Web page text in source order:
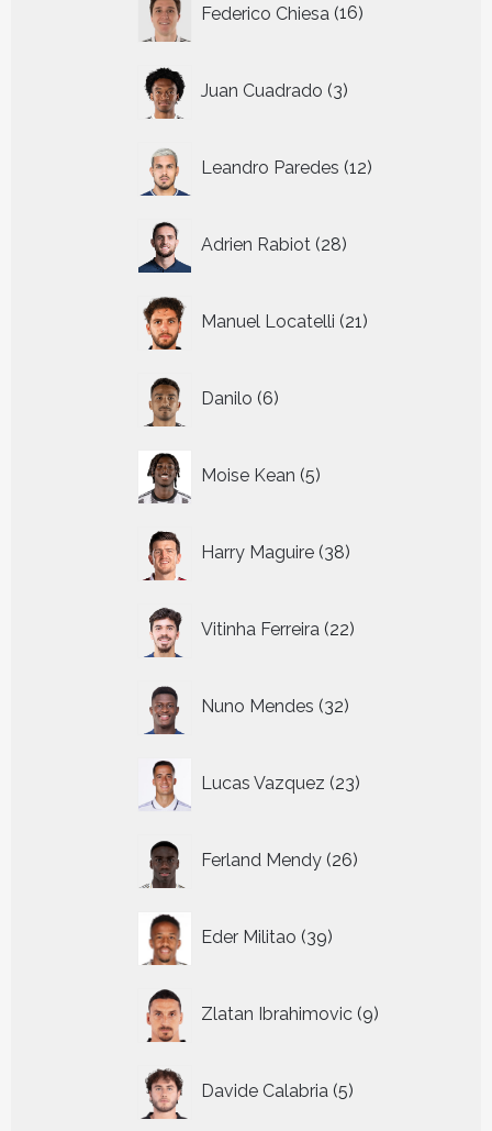
Federico Chiesa 16
producten
Juan Cuadrado 3
producten
Leandro Paredes 12
producten
Adrien Rabiot 28
producten
Manuel Locatelli 21
producten
Danilo 6
producten
Moise Kean 5
producten
Harry Maguire 38
producten
Vitinha Ferreira 22
producten
Nuno Mendes 32
producten
Lucas Vazquez 23
producten
Ferland Mendy 26
producten
Eder Militao 39
producten
Zlatan Ibrahimovic 9
producten
Davide Calabria 5
producten